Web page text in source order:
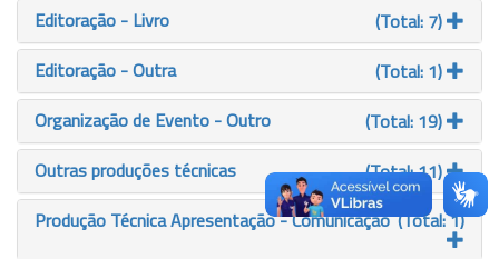
Editoração - Livro
(Total: 7)
Editoração - Outra
(Total: 1)
Organização de Evento - Outro
(Total: 19)
Outras produções técnicas
(Total: 11)
Produção Técnica Apresentação - Comunicação (Total: 1)